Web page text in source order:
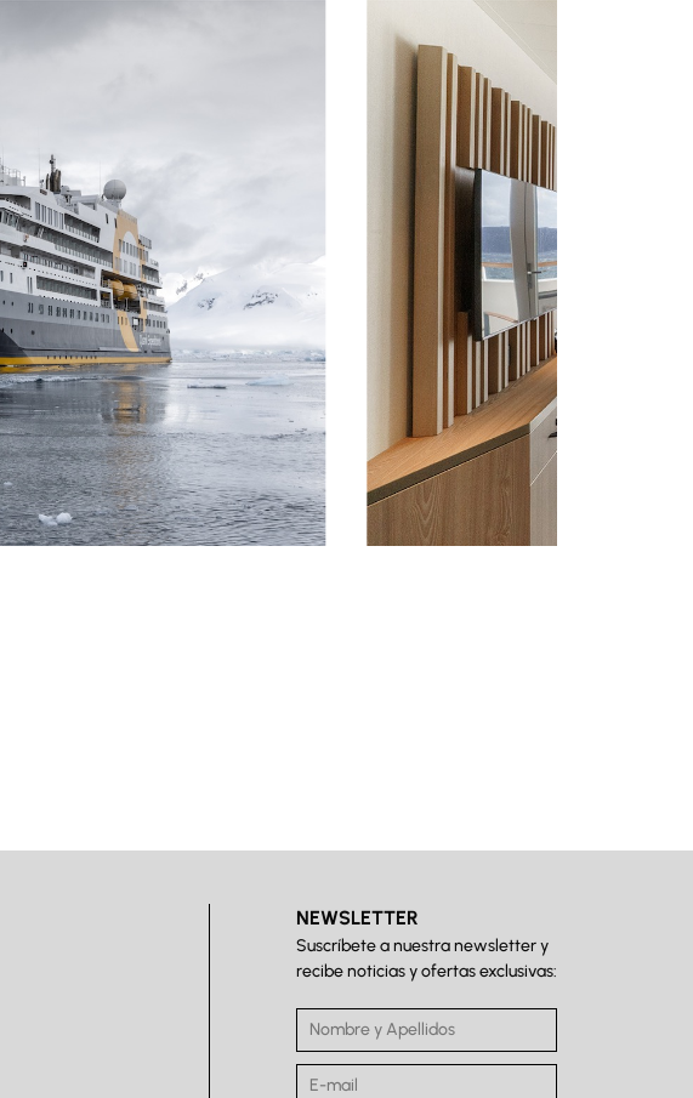
NEWSLETTER
Suscríbete a nuestra newsletter y
recibe noticias y ofertas exclusivas: